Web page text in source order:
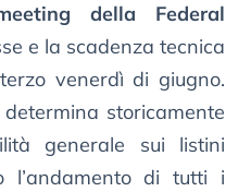
della Federal
e la scadenza tecnica
venerdì di giugno.
storicamente
generale sui listini
l’andamento di tutti i